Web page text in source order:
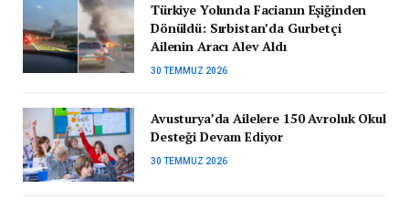
Türkiye Yolunda Facianın Eşiğinden
Dönüldü: Sırbistan’da Gurbetçi
Ailenin Aracı Alev Aldı
30 TEMMUZ 2026
Avusturya’da Ailelere 150 Avroluk Okul
Desteği Devam Ediyor
30 TEMMUZ 2026